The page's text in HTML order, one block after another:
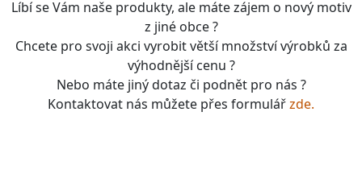
Líbí se Vám naše produkty, ale máte zájem o nový motiv
z jiné obce ?
Chcete pro svoji akci vyrobit větší množství výrobků za
výhodnější cenu ?
Nebo máte jiný dotaz či podnět pro nás ?
Kontaktovat nás můžete přes formulářzde.